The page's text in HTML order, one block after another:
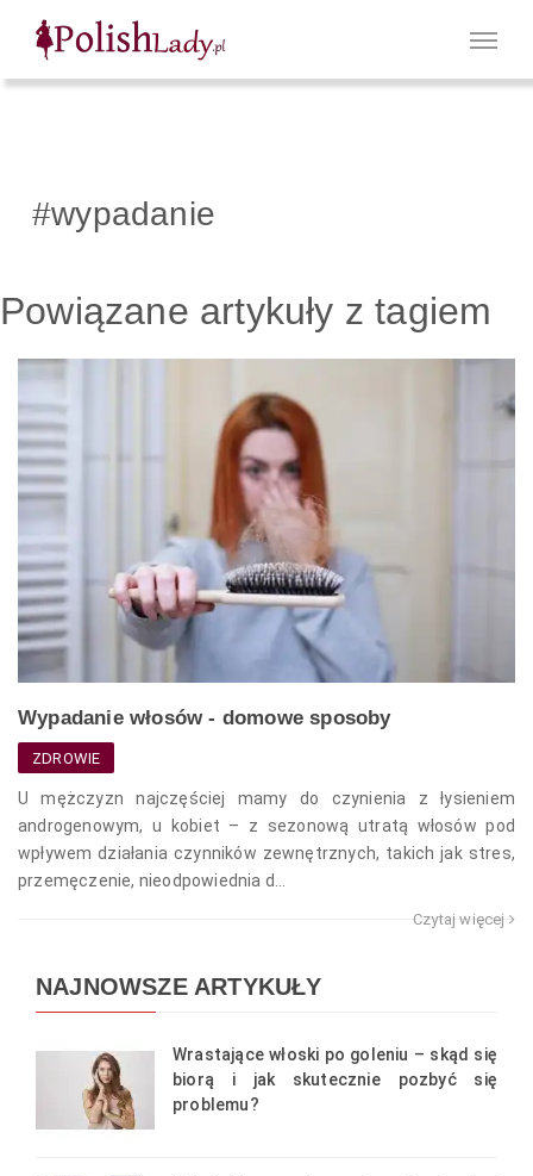
#wypadanie
Powiązane artykuły z tagiem
Wypadanie włosów - domowe sposoby
ZDROWIE
U mężczyzn najczęściej mamy do czynienia z łysieniem
androgenowym, u kobiet – z sezonową utratą włosów pod
wpływem działania czynników zewnętrznych, takich jak stres,
przemęczenie, nieodpowiednia d...
Czytaj więcej
NAJNOWSZE ARTYKUŁY
Wrastające włoski po goleniu – skąd się
biorą i jak skutecznie pozbyć się
problemu?